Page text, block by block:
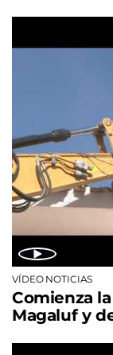
VÍDEO NOTICIAS
Comienza
Magaluf y